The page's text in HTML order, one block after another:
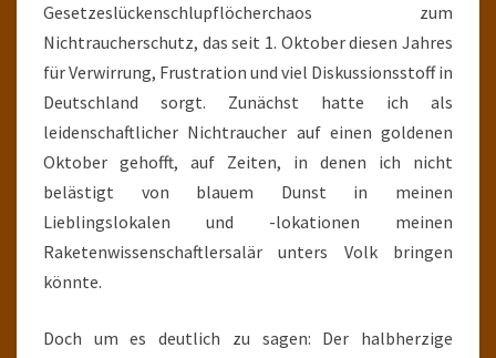
Gesetzeslückenschlupflöcherchaos zum
Nichtraucherschutz, das seit 1. Oktober diesen Jahres
für Verwirrung, Frustration und viel Diskussionsstoff in
Deutschland sorgt. Zunächst hatte ich als
leidenschaftlicher Nichtraucher auf einen goldenen
Oktober gehofft, auf Zeiten, in denen ich nicht
belästigt von blauem Dunst in meinen
Lieblingslokalen und -lokationen meinen
Raketenwissenschaftlersalär unters Volk bringen
könnte.
Doch um es deutlich zu sagen: Der halbherzige